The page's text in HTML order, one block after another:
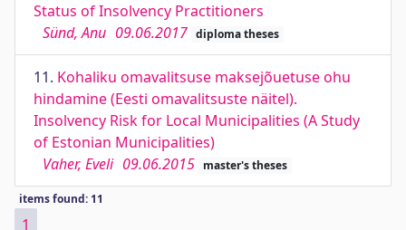
Status of Insolvency Practitioners
Sünd, Anu 09.06.2017 diploma theses
11. Kohaliku omavalitsuse maksejõuetuse ohu
hindamine (Eesti omavalitsuste näitel).
Insolvency Risk for Local Municipalities (A Study
of Estonian Municipalities)
Vaher, Eveli 09.06.2015 master's theses
items found: 11
1